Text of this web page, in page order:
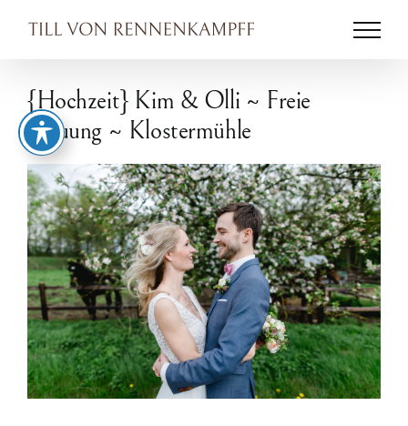
Inhalt
{Hochzeit} Kim & Olli ~ Freie
Trauung ~ Klostermühle
Zeige
grösseres
Bild